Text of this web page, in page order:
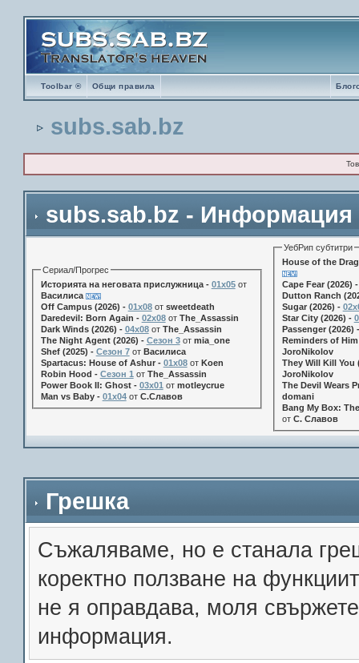
Toolbar ® Общи правила
subs.sab.bz
subs.sab.bz - Информация
Сериал/Прогрес
Историята на неговата прислужница - 01х05от
Василиса
Off Campus (2026) - 01x08от sweetdeath
Daredevil: Born Again - 02x08от The_Assassin
Dark Winds (2026) - 04x08от The_Assassin
The Night Agent (2026) - Сезон 3от mia_one
Shef (2025) - Сезон 7от Василиса
Spartacus: House of Ashur - 01x08от Koen
Robin Hood - Сезон 1 от The_Assassin
Power Book II: Ghost - 03x01 от motleycrue
Man vs Baby - 01x04от С.Славов
УебРип субтитри
House of the
Cape Fear (2026)
Dutton Ranch
Sugar (2026) -
Star City (2026) -
Passenger (2026)
Reminders of
JoroNikolov
They Will Kill You
JoroNikolov
The Devil Wears
domani
Bang My Box:
от С. Славов
Грешка
Съжалявамe, но е станала
коректно ползване на
не я оправдава, моля
информация.